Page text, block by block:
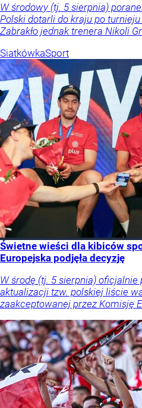
W środowy (tj. 5 sierpnia)
Polski dotarli do kraju po
Zabrakło jednak trenera Nikoli
SiatkówkaSport
Świetne wieści dla kibiców
Europejska podjęła decyzję
W środę (tj. 5 sierpnia)
aktualizacji tzw. polskiej liście
zaakceptowanej przez Komisję